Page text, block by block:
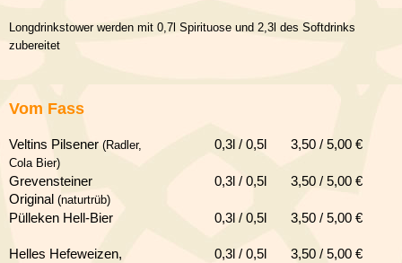
Longdrinkstower werden mit 0,7l Spirituose und 2,3l des Softdrinks
zubereitet
Vom Fass
Veltins Pilsener (Radler,
Cola Bier)
0,3l / 0,5l 3,50 / 5,00 €
Grevensteiner
Original (naturtrüb)
0,3l / 0,5l 3,50 / 5,00 €
Pülleken Hell-Bier 0,3l / 0,5l 3,50 / 5,00 €
Helles Hefeweizen,
0,3l / 0,5l 3,50 / 5,00 €